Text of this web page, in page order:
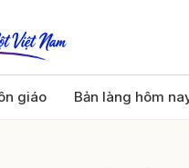
giáo Bản làng hôm
Gửi bình luận